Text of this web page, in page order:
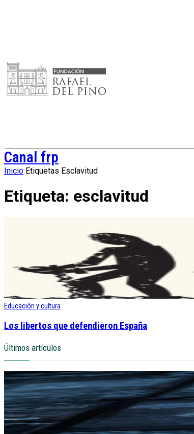
Canal frp
Inicio Etiquetas Esclavitud
Etiqueta: esclavitud
Educación y cultura
Los libertos que defendieron España
Últimos artículos